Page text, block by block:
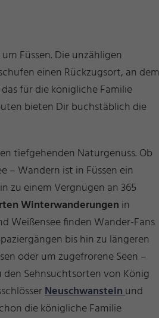
Füssen. Die unzähligen
einen Rückzugsort, an dem
für die königliche Familie
bieten Dir buchstäblich die
tiefgehenden Naturgenuss. Ob
– Wandern ist in Füssen ein
zu einem Vergnügen an 365
Winterwanderungen in
Weißensee finden Wander-Fans
bis hin zu längeren
oder um zugefrorene Seen –
Sehnsuchtsorten von König
Neuschwansteinund
die königliche Familie